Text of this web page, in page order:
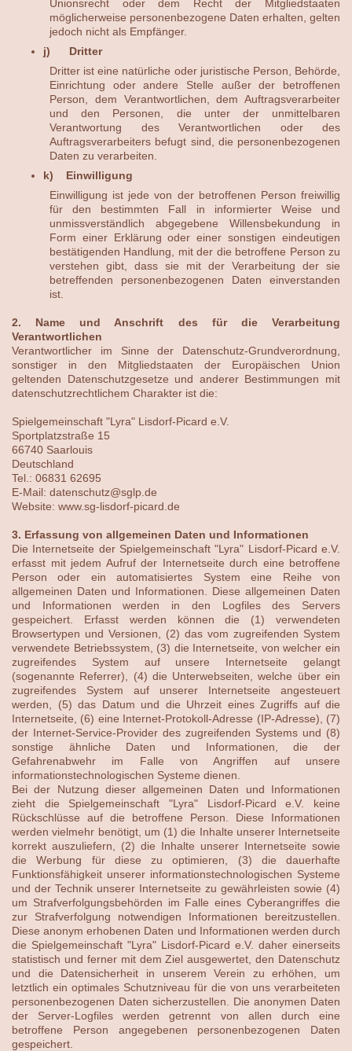
Unionsrecht oder dem Recht der Mitgliedstaaten
möglicherweise personenbezogene Daten erhalten, gelten
jedoch nicht als Empfänger.
j) Dritter
Dritter ist eine natürliche oder juristische Person, Behörde,
Einrichtung oder andere Stelle außer der betroffenen
Person, dem Verantwortlichen, dem Auftragsverarbeiter
und den Personen, die unter der unmittelbaren
Verantwortung des Verantwortlichen oder des
Auftragsverarbeiters befugt sind, die personenbezogenen
Daten zu verarbeiten.
k) Einwilligung
Einwilligung ist jede von der betroffenen Person freiwillig
für den bestimmten Fall in informierter Weise und
unmissverständlich abgegebene Willensbekundung in
Form einer Erklärung oder einer sonstigen eindeutigen
bestätigenden Handlung, mit der die betroffene Person zu
verstehen gibt, dass sie mit der Verarbeitung der sie
betreffenden personenbezogenen Daten einverstanden
ist.
2. Name und Anschrift des für die Verarbeitung
Verantwortlichen
Verantwortlicher im Sinne der Datenschutz-Grundverordnung,
sonstiger in den Mitgliedstaaten der Europäischen Union
geltenden Datenschutzgesetze und anderer Bestimmungen mit
datenschutzrechtlichem Charakter ist die:
Spielgemeinschaft "Lyra" Lisdorf-Picard e.V.
Sportplatzstraße 15
66740 Saarlouis
Deutschland
Tel.: 06831 62695
E-Mail: datenschutz@sglp.de
Website: www.sg-lisdorf-picard.de
3. Erfassung von allgemeinen Daten und Informationen
Die Internetseite der Spielgemeinschaft "Lyra" Lisdorf-Picard e.V.
erfasst mit jedem Aufruf der Internetseite durch eine betroffene
Person oder ein automatisiertes System eine Reihe von
allgemeinen Daten und Informationen. Diese allgemeinen Daten
und Informationen werden in den Logfiles des Servers
gespeichert. Erfasst werden können die (1) verwendeten
Browsertypen und Versionen, (2) das vom zugreifenden System
verwendete Betriebssystem, (3) die Internetseite, von welcher ein
zugreifendes System auf unsere Internetseite gelangt
(sogenannte Referrer), (4) die Unterwebseiten, welche über ein
zugreifendes System auf unserer Internetseite angesteuert
werden, (5) das Datum und die Uhrzeit eines Zugriffs auf die
Internetseite, (6) eine Internet-Protokoll-Adresse (IP-Adresse), (7)
der Internet-Service-Provider des zugreifenden Systems und (8)
sonstige ähnliche Daten und Informationen, die der
Gefahrenabwehr im Falle von Angriffen auf unsere
informationstechnologischen Systeme dienen.
Bei der Nutzung dieser allgemeinen Daten und Informationen
zieht die Spielgemeinschaft "Lyra" Lisdorf-Picard e.V. keine
Rückschlüsse auf die betroffene Person. Diese Informationen
werden vielmehr benötigt, um (1) die Inhalte unserer Internetseite
korrekt auszuliefern, (2) die Inhalte unserer Internetseite sowie
die Werbung für diese zu optimieren, (3) die dauerhafte
Funktionsfähigkeit unserer informationstechnologischen Systeme
und der Technik unserer Internetseite zu gewährleisten sowie (4)
um Strafverfolgungsbehörden im Falle eines Cyberangriffes die
zur Strafverfolgung notwendigen Informationen bereitzustellen.
Diese anonym erhobenen Daten und Informationen werden durch
die Spielgemeinschaft "Lyra" Lisdorf-Picard e.V. daher einerseits
statistisch und ferner mit dem Ziel ausgewertet, den Datenschutz
und die Datensicherheit in unserem Verein zu erhöhen, um
letztlich ein optimales Schutzniveau für die von uns verarbeiteten
personenbezogenen Daten sicherzustellen. Die anonymen Daten
der Server-Logfiles werden getrennt von allen durch eine
betroffene Person angegebenen personenbezogenen Daten
gespeichert.